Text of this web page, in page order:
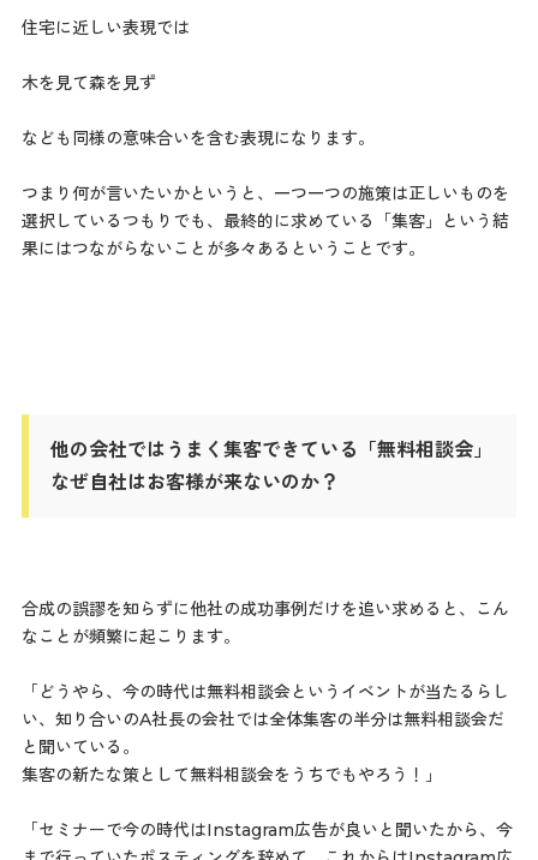
住宅に近しい表現では
木を見て森を見ず
なども同様の意味合いを含む表現になります。
つまり何が言いたいかというと、一つ一つの施策は正しいものを
選択しているつもりでも、最終的に求めている「集客」という結
果にはつながらないことが多々あるということです。
他の会社ではうまく集客できている「無料相談会」
なぜ自社はお客様が来ないのか？
合成の誤謬を知らずに他社の成功事例だけを追い求めると、こん
なことが頻繁に起こります。
「どうやら、今の時代は無料相談会というイベントが当たるらし
い、知り合いのA社長の会社では全体集客の半分は無料相談会だ
と聞いている。
集客の新たな策として無料相談会をうちでもやろう！」
「セミナーで今の時代はInstagram広告が良いと聞いたから、今